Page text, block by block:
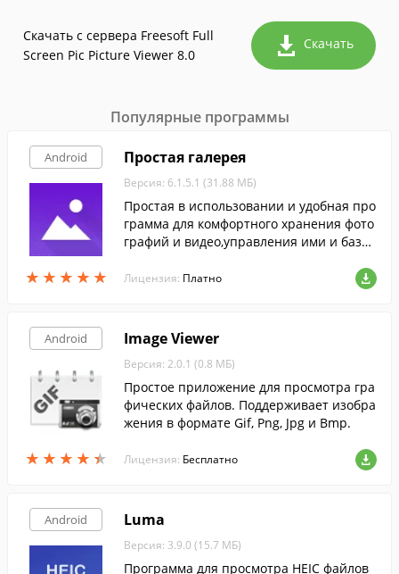
Скачать с сервера Freesoft Full
Screen Pic Picture Viewer 8.0
Скачать
Популярные программы
Android
★ ★ ★ ★ ★
★ ★ ★ ★ ★
Простая галерея
Версия: 6.1.5.1 (31.88 МБ)
Простая в использовании и удобная про
грамма для комфортного хранения фото
графий и видео,управления ими и базов
Лицензия: Платно
Android
★ ★ ★ ★ ★
★ ★ ★ ★ ★
Image Viewer
Версия: 2.0.1 (0.8 МБ)
Простое приложение для просмотра гра
фических файлов. Поддерживает изобра
жения в формате Gif, Png, Jpg и Bmp.
Лицензия: Бесплатно
Android Luma
Версия: 3.9.0 (15.7 МБ)
Программа для просмотра HEIC файлов